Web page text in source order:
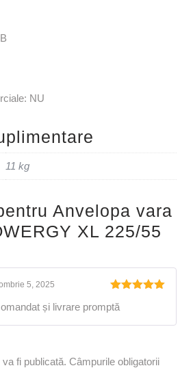
NU
11 kg
Anvelopa vara
XL 225/55
5din 5
5, 2025
și livrare promptă
fi publicată. Câmpurile obligatorii